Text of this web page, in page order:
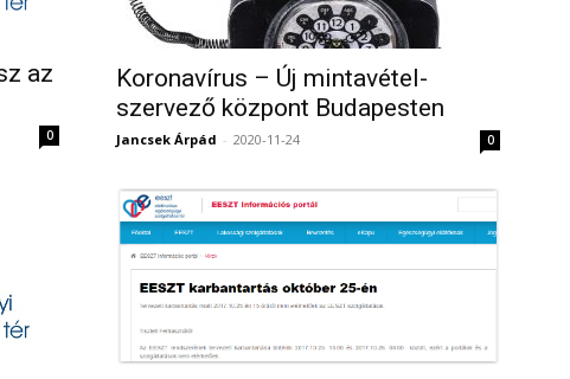
az
0
Koronavírus – Új mintavétel-
szervező központ Budapesten
Jancsek Árpád - 2020-11-24 0